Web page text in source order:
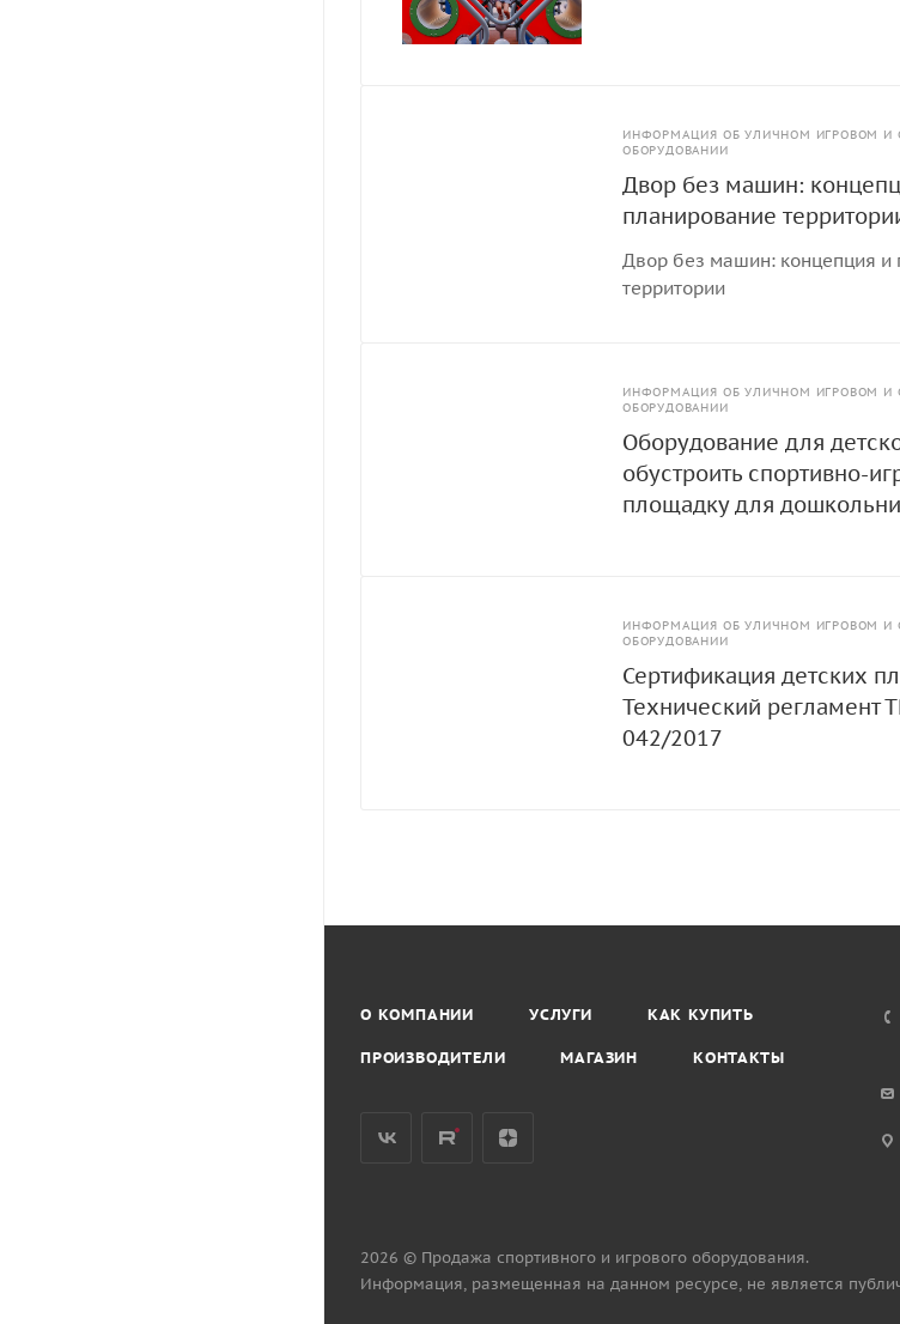
ИНФОРМАЦИЯ ОБ УЛИЧНОМ ИГРОВОМ И
ОБОРУДОВАНИИ
Двор без машин:
планирование
Двор без машин: концепция и
территории
ИНФОРМАЦИЯ ОБ УЛИЧНОМ ИГРОВОМ И
ОБОРУДОВАНИИ
Оборудование для
обустроить спортивно-
площадку для
ИНФОРМАЦИЯ ОБ УЛИЧНОМ ИГРОВОМ И
ОБОРУДОВАНИИ
Сертификация детских
Технический регламент
042/2017
О КОМПАНИИ УСЛУГИ КАК КУПИТЬ
ПРОИЗВОДИТЕЛИ МАГАЗИН КОНТАКТЫ
2026 © Продажа спортивного и игрового оборудования.
Информация, размещенная на данном ресурсе, не является